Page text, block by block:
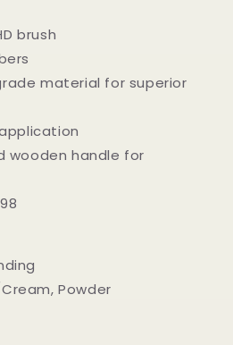
brush
material for superior
wooden handle for
Powder